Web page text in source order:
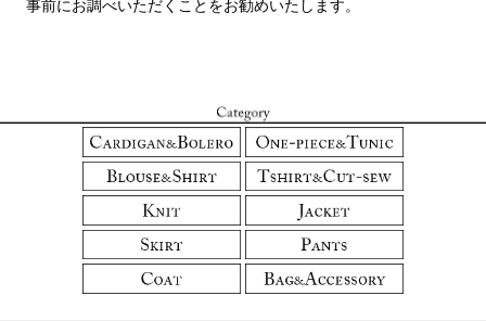
事前にお調べいただくことをお勧めいたします。